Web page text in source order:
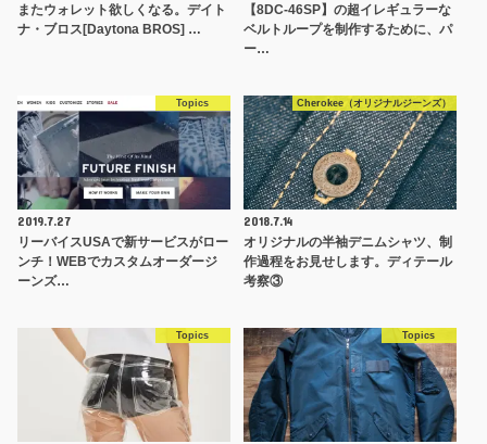
またウォレット欲しくなる。デイト
ナ・ブロス[Daytona BROS] …
【8DC-46SP】の超イレギュラーな
ベルトループを制作するために、パ
ー…
Topics
2019.7.27
リーバイスUSAで新サービスがロー
ンチ！WEBでカスタムオーダージ
ーンズ…
Cherokee（オリジナルジーンズ）
2018.7.14
オリジナルの半袖デニムシャツ、制
作過程をお見せします。ディテール
考察③
Topics Topics